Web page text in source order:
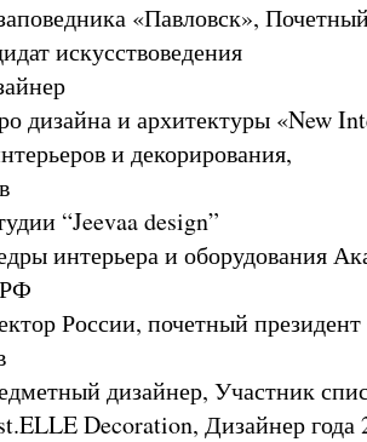
«Павловск»,
искусствоведения
дизайна и архитектуры «New
и декорирования,
“Jeevaa design”
интерьера и оборудования
России, почетный
дизайнер, Участник
Decoration, Дизайнер года